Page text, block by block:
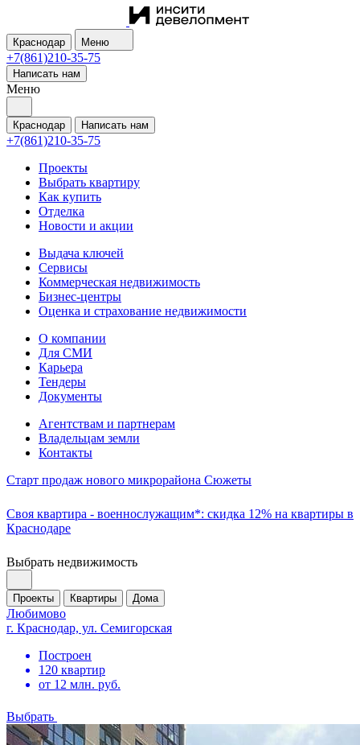
Краснодар Меню
+7(861)210-35-75
Написать нам
Меню
Краснодар Написать нам
+7(861)210-35-75
Проекты
Выбрать квартиру
Как купить
Отделка
Новости и акции
Выдача ключей
Сервисы
Коммерческая недвижимость
Бизнес-центры
Оценка и страхование недвижимости
О компании
Для СМИ
Карьера
Тендеры
Документы
Агентствам и партнерам
Владельцам земли
Контакты
Старт продаж нового микрорайона Сюжеты
Своя квартира - военнослужащим*: скидка 12% на квартиры в
Краснодаре
Выбрать недвижимость
Проекты Квартиры Дома
Любимово
г. Краснодар, ул. Семигорская
Построен
120 квартир
от 12 млн. руб.
Выбрать